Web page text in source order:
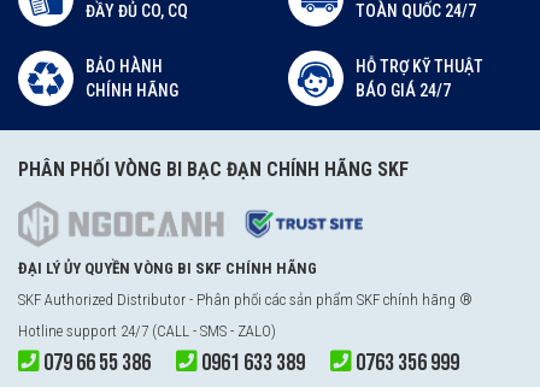
ĐẦY ĐỦ CO, CQ
TOÀN QUỐC 24/7
BẢO HÀNH
CHÍNH HÃNG
HỖ TRỢ KỸ THUẬT
BÁO GIÁ 24/7
PHÂN PHỐI VÒNG BI BẠC ĐẠN CHÍNH HÃNG SKF
ĐẠI LÝ ỦY QUYỀN VÒNG BI SKF CHÍNH HÃNG
SKF Authorized Distributor - Phân phối các sản phẩm SKF chính hãng ®
Hotline support 24/7 (CALL - SMS - ZALO)
079 66 55 386 0961 633 389 0763 356 999